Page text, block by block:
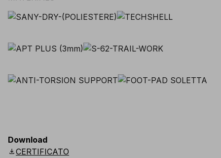
Download
downloadCERTIFICATO